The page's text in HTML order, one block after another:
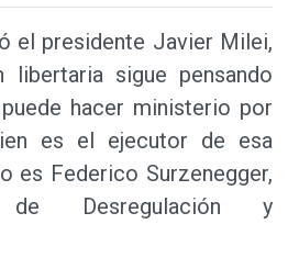
el presidente Javier Milei,
libertaria sigue pensando
hacer ministerio por
es el ejecutor de esa
es Federico Surzenegger,
Desregulación y